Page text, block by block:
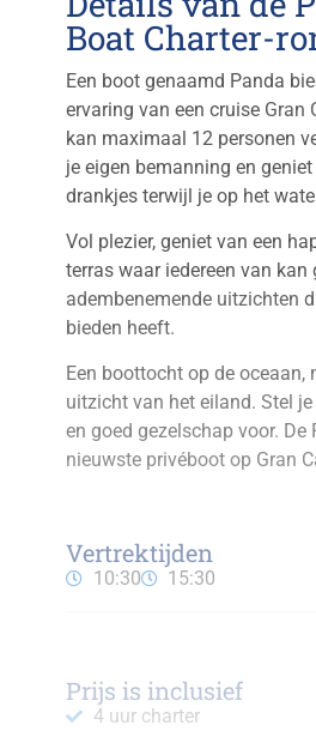
Boat Charter-
Een boot genaamd Panda
ervaring van een cruise Gran
kan maximaal 12 personen
je eigen bemanning en
drankjes terwijl je op het
Vol plezier, geniet van een
terras waar iedereen van kan
adembenemende uitzichten
bieden heeft.
Een boottocht op de oceaan,
uitzicht van het eiland. Stel
en goed gezelschap voor. De
nieuwste privéboot op Gran
Vertrektijden
10:30 15:30
Prijs is inclusief
4 uur charter